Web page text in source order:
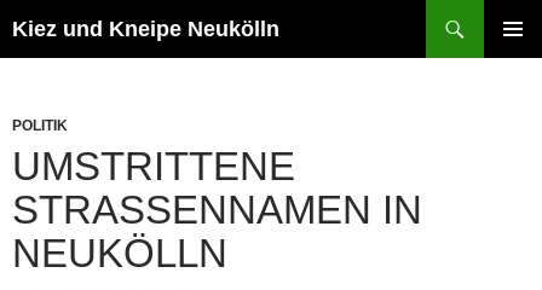
Inhalt
Kiez und Kneipe Neukölln
POLITIK
UMSTRITTENE
STRASSENNAMEN IN N
EUKÖLLN